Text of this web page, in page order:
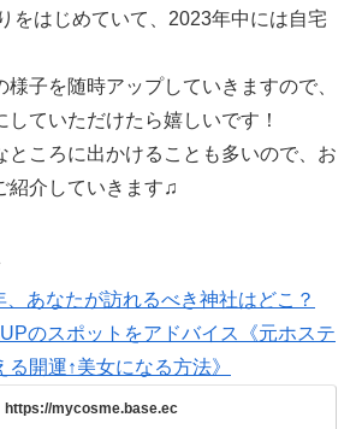
をはじめていて、2023年中には自宅
子を随時アップしていきますので、
していただけたら嬉しいです！
ところに出かけることも多いので、お
紹介していきます♫
、あなたが訪れるべき神社はどこ？
のスポットをアドバイス《元ホステ
開運↑美女になる方法》
https://mycosme.base.ec